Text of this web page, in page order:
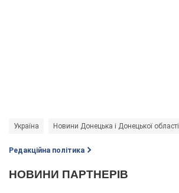
Україна Новини Донецька і Донецької області
Редакційна політика